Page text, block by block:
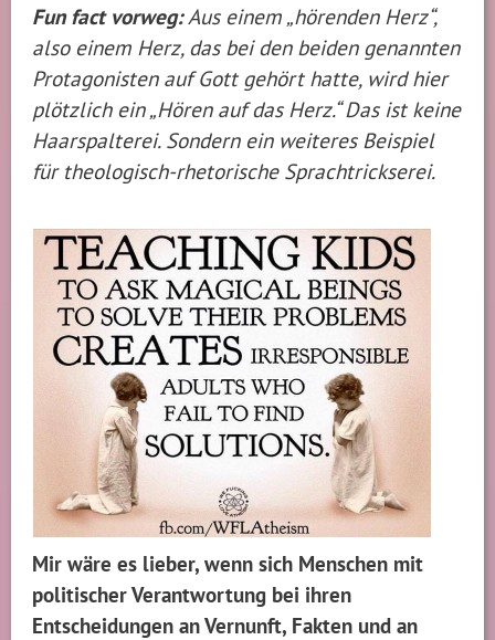
Fun fact vorweg:Aus einem „hörenden Herz“,
also einem Herz, das bei den beiden genannten
Protagonisten auf Gott gehört hatte, wird hier
plötzlich ein „Hören auf das Herz.“ Das ist keine
Haarspalterei. Sondern ein weiteres Beispiel
für theologisch-rhetorische Sprachtrickserei.
Mir wäre es lieber, wenn sich Menschen mit
politischer Verantwortung bei ihren
Entscheidungen an Vernunft, Fakten und an